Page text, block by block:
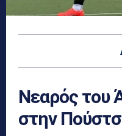
Νεαρός του
στην